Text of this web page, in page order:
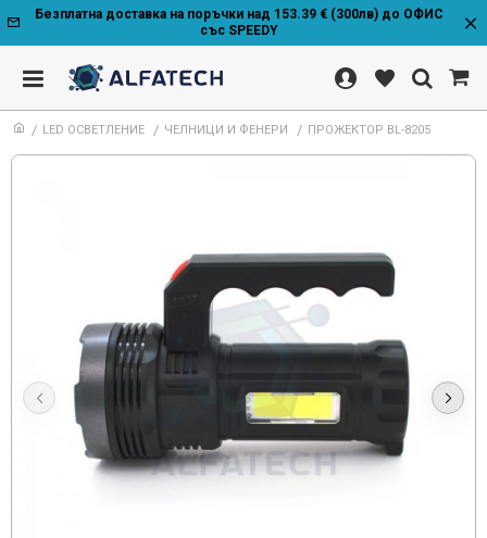
Безплатна доставка на поръчки над 153.39 € (300лв) до ОФИС
със SPEEDY
LED ОСВЕТЛЕНИЕ ЧЕЛНИЦИ И ФЕНЕРИ ПРОЖЕКТОР BL-8205